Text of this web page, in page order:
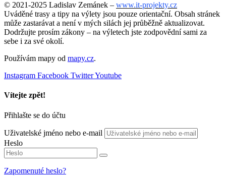
© 2021-2025 Ladislav Zemánek – www.it-projekty.cz
Uváděné trasy a tipy na výlety jsou pouze orientační. Obsah stránek
může zastarávat a není v mých silách jej průběžně aktualizovat.
Dodržujte prosím zákony – na výletech jste zodpovědní sami za
sebe i za své okolí.
Používám mapy od mapy.cz.
Instagram Facebook TwitterYoutube
Vítejte zpět!
Přihlašte se do účtu
Uživatelské jméno nebo e-mail
Heslo
Zapomenuté heslo?